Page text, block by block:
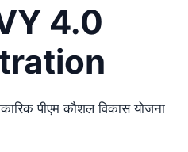
4.0
पीएम कौशल विकास योजना